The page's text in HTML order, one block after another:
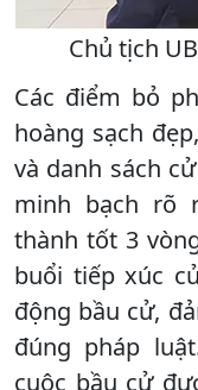
Chủ tịch
Các điểm bỏ
hoàng sạch
và danh sách
minh bạch rõ
thành tốt 3
buổi tiếp xúc
động bầu cử,
đúng pháp
cuộc bầu cử